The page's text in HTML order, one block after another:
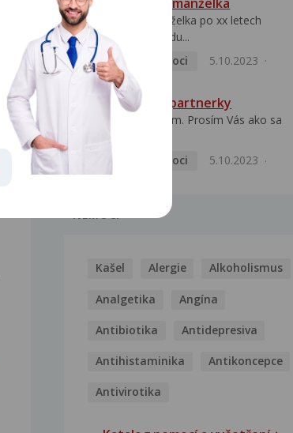
Dobrý den, manželka po xx letech
přivezla z Východu...
Pohlavní nemoci
5.10.2023
HPV typ 52 u partnerky
Dobrý deň prajem. Prosím Vás ako sa
Pohlavní nemoci
5.10.2023
NEMOCI
Kašel Alergie Alkoholismus
Analgetika Angína
Antibiotika Antidepresiva
Antihistaminika Antikoncepce
Antivirotika